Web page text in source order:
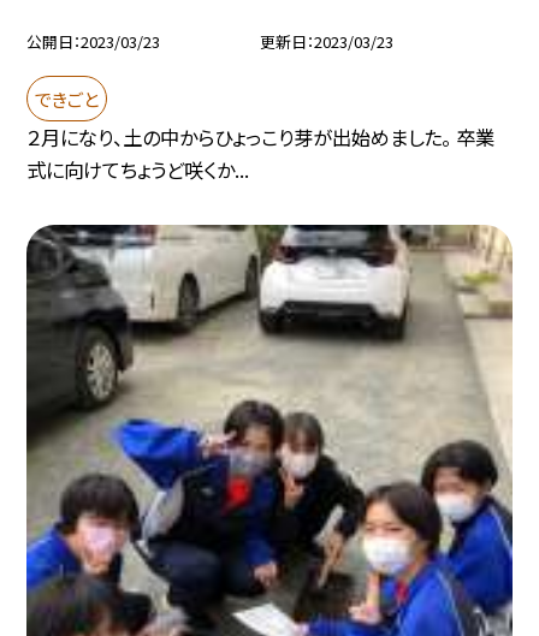
公開日 2023/03/23 更新日 2023/03/23
できごと
２月になり、土の中からひょっこり芽が出始めました。 卒業
式に向けてちょうど咲くか...